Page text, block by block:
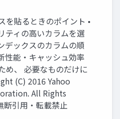
を貼るときのポイント •
ティの高いカラムを選
デックスのカラムの順
性能・キャッシュ効率
め、 必要なものだけに
(C) 2016 Yahoo
All Rights
断引用・転載禁止